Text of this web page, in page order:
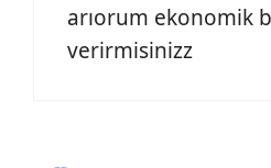
arıorum ekonomik
verirmisinizz